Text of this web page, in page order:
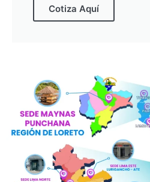
Cotiza Aquí